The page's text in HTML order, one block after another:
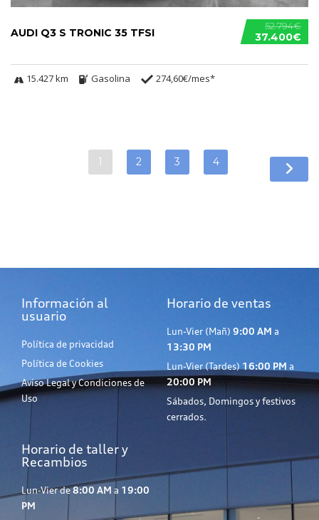
52.794€
37.400€
AUDI Q3 S TRONIC 35 TFSI
15.427 km Gasolina 274,60€/mes*
1 2 3 4
Información al
usuario
Política de privacidad
Política de Cookies
Aviso Legal y Condiciones de
Uso
Horario de ventas
Lun-Vier (Mañ) 9:00 AM a
13:30 PM
Lun-Vier (Tardes) 16:00 PM a
20:00 PM
Sábados, Domingos y festivos
cerrados.
Horario de taller y
Recambios
Lun-Vier de8:00 AM a 19:00
PM